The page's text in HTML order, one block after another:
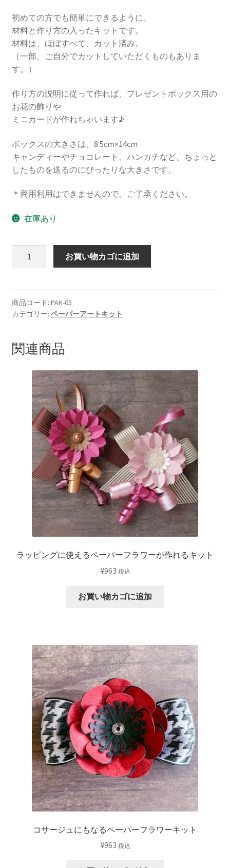
初めての方でも簡単にできるように、
材料と作り方の入ったキットです。
材料は、ほぼすべて、カット済み。
（一部、ご自分でカットしていただくものもありま
す。）
作り方の説明に従って作れば、プレゼントボックス用の
お花の飾りや
ミニカードが作れちゃいます♪
ボックスの大きさは、8.5cm×14cm
キャンディーやチョコレート、ハンカチなど、ちょっと
したものを送るのにぴったりな大きさです。
＊商用利用はできませんので、ご了承ください。
在庫あり
レ
ゼ
ト
ボ
お買い物カゴに追加
商品コード: PAK-05
カテゴリー: ペーパーアートキット
関連商品
ラッピングに使えるペーパーフラワーが作れるキット
¥963 税込
お買い物カゴに追加
コサージュにもなるペーパーフラワーキット
¥963 税込